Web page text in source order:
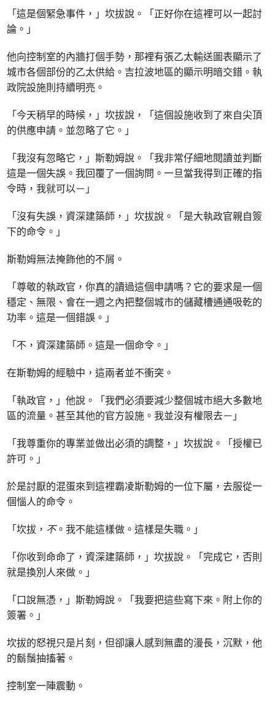
「這是個緊急事件，」坎拔說。「正好你在這裡可以一起討
論。」
他向控制室的內牆打個手勢，那裡有張乙太輸送圖表顯示了
城市各個部份的乙太供給。吉拉波地區的顯示明暗交錯。執
政院設施則持續明亮。
「今天稍早的時候，」坎拔說，「這個設施收到了來自尖頂
的供應申請。並忽略了它。」
「我沒有忽略它，」斯勒姆說。「我非常仔細地閱讀並判斷
這是一個失誤。我回覆了一個詢問。一旦當我得到正確的指
令時，我就可以－」
「沒有失誤，資深建築師，」坎拔說。「是大執政官親自簽
下的命令。」
斯勒姆無法掩飾他的不屑。
「尊敬的執政官，你真的讀過這個申請嗎？它的要求是一個
穩定、無限、會在一週之內把整個城市的儲藏槽通通吸乾的
功率。這是一個錯誤。」
「不，資深建築師。這是一個命令。」
在斯勒姆的經驗中，這兩者並不衝突。
「執政官，」他說。「我們必須要減少整個城市絕大多數地
區的流量。甚至其他的官方設施。我並沒有權限去－」
「我尊重你的專業並做出必須的調整，」坎拔說。「授權已
許可。」
於是討厭的混蛋來到這裡霸凌斯勒姆的一位下屬，去服從一
個惱人的命令。
「坎拔， 不。我不能這樣做。這樣是失職。」
「你收到命命了，資深建築師，」坎拔說。「完成它，否則
就是換別人來做。」
「口說無憑，」斯勒姆說。「我要把這些寫下來。附上你的
簽署。」
坎拔的怒視只是片刻，但卻讓人感到無盡的漫長，沉默，他
的鬍鬚抽搐著。
控制室一陣震動。